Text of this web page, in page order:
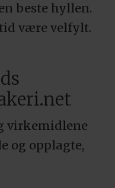
beste hyllen.
være velfylt.
virkemidlene
og opplagte,
som en